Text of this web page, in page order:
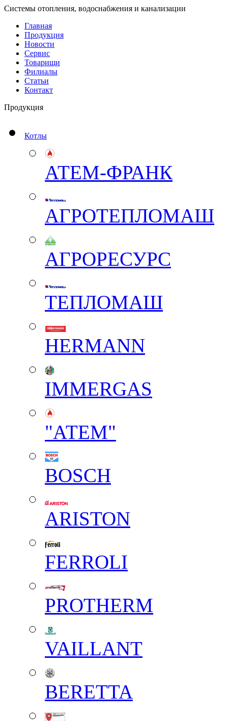
Системы отопления, водоснабжения и канализации
Главная
Продукция
Новости
Сервис
Товарищи
Филиалы
Статьи
Контакт
Продукция
Котлы
АТЕМ-ФРАНК
АГРОТЕПЛОМАШ
АГРОРЕСУРС
ТЕПЛОМАШ
HERMANN
IMMERGAS
"АТЕМ"
BOSCH
ARISTON
FERROLI
PROTHERM
VAILLANT
BERETTA